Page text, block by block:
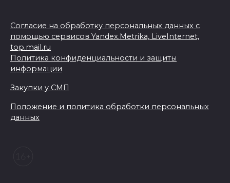
Согласие на обработку персональных данных с
помощью сервисов Yandex.Metrika, LiveInternet,
top.mail.ru
Политика конфиденциальности и защиты
информации
Закупки у СМП
Положение и политика обработки персональных
данных